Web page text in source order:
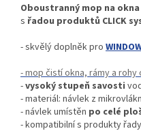
Oboustranný mop na okna
s řadou produktů CLICK
- skvělý doplněk pro
- mop čistí okna, rámy a rohy
-vysoký stupeň savosti
- materiál: návlek z
- návlek umístěn po celé
- kompatibilní s produkty řady